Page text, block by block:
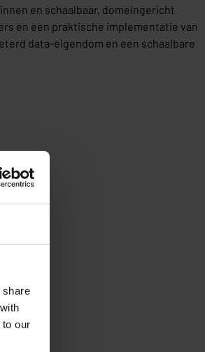
share
our
en schaalbaar, domeingericht
en een praktische implementatie van
data-eigendom en een schaalbare